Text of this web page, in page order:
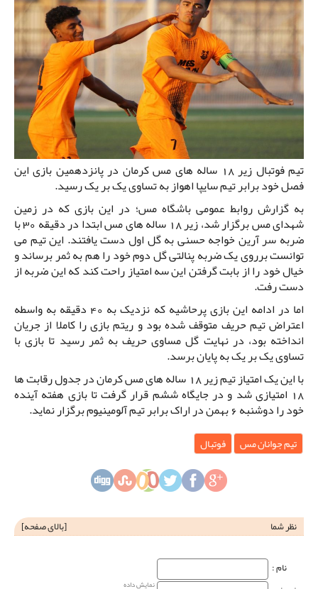
تیم فوتبال زیر 18 ساله های مس کرمان در پانزدهمین بازی این
فصل خود برابر تیم سایپا اهواز به تساوی یک بر یک رسید.
به گزارش روابط عمومی باشگاه مس؛ در این بازی که در زمین
شهدای مس برگزار شد، زیر 18 ساله های مس ابتدا در دقیقه 30 با
ضربه سر آرین خواجه حسنی به گل اول دست یافتند. این تیم می
توانست برروی یک ضربه پنالتی گل دوم خود را هم به ثمر برساند و
خیال خود را از بابت گرفتن این سه امتیاز راحت کند که این ضربه از
دست رفت.
اما در ادامه این بازی پرحاشیه که نزدیک به 40 دقیقه به واسطه
اعتراض تیم حریف متوقف شده بود و ریتم بازی را کاملا از جریان
انداخته بود، در نهایت گل مساوی حریف به ثمر رسید تا بازی با
تساوی یک بر یک به پایان برسد.
با این یک امتیاز تیم زیر 18 ساله های مس کرمان در جدول رقابت ها
18 امتیازی شد و در جایگاه ششم قرار گرفت تا بازی هفته آینده
خود را دوشنبه 6 بهمن در اراک برابر تیم آلومینیوم برگزار نماید.
تیم جوانان مس فوتبال
نظر شما [بالای صفحه]
نام‌ :
نمایش داده